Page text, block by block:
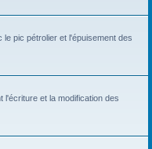
pic pétrolier et l'épuisement des
et la modification des